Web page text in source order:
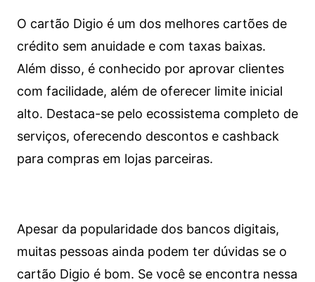
O cartão Digio é um dos melhores cartões de
crédito sem anuidade e com taxas baixas.
Além disso, é conhecido por aprovar clientes
com facilidade, além de oferecer limite inicial
alto. Destaca-se pelo ecossistema completo de
serviços, oferecendo descontos e cashback
para compras em lojas parceiras.
Apesar da popularidade dos bancos digitais,
muitas pessoas ainda podem ter dúvidas se o
cartão Digio é bom. Se você se encontra nessa